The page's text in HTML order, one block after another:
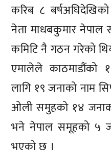
करिब ८
नेता माधबकुमार
कमिटि नै गठन गरेको
एमालेले काठमाडौंको
लागि १९ जनाको नाम
ओली समुहको १४
भने नेपाल समूहको ५
भएको छ ।